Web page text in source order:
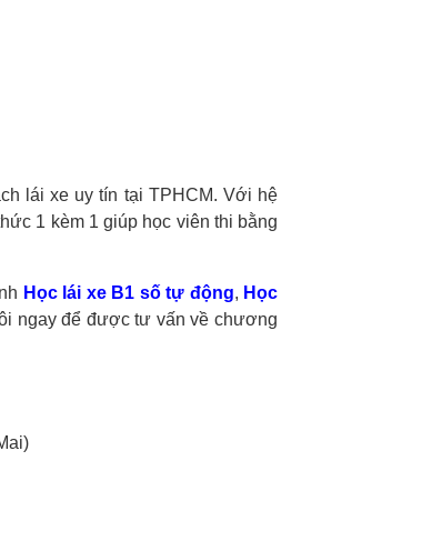
lái xe uy tín tại TPHCM. Với hệ
1 kèm 1 giúp học viên thi bằng
Học lái xe B1 số tự động, Học
ngay để được tư vấn về chương